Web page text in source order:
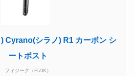
Cyrano(シラノ) R1 カーボン シ
ートポスト
フィジーク（FIZIK）